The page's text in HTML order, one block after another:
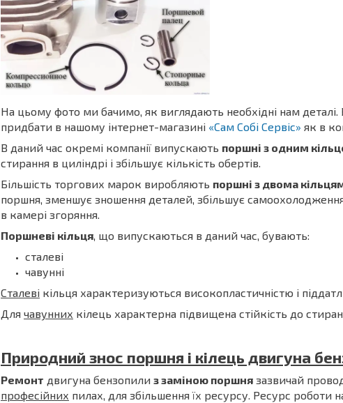
На цьому фото ми бачимо, як виглядають необхідні нам деталі.
придбати в нашому інтернет-магазині «Сам Собі Сервіс» як в
В даний час окремі компанії випускають поршні з одним
стирання в циліндрі і збільшує кількість обертів.
Більшість торгових марок виробляють поршні з двома
поршня, зменшує зношення деталей, збільшує
в камері згоряння.
Поршневі кільця, що випускаються в даний час, бувають:
сталеві
чавунні
Сталеві кільця характеризуються високопластичністю і
Для чавунних кілець характерна підвищена стійкість до
Природний знос поршня і кілець двигуна
Ремонт двигуна бензопили з заміною поршня зазвичай
професійних пилах, для збільшення їх ресурсу. Ресурс роботи